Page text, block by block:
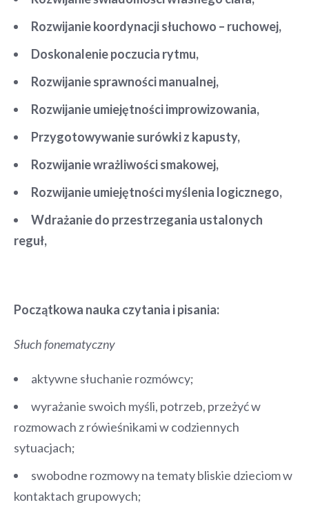
Rozwijanie koordynacji słuchowo – ruchowej,
Doskonalenie poczucia rytmu,
Rozwijanie sprawności manualnej,
Rozwijanie umiejętności improwizowania,
Przygotowywanie surówki z kapusty,
Rozwijanie wrażliwości smakowej,
Rozwijanie umiejętności myślenia logicznego,
Wdrażanie do przestrzegania ustalonych
reguł,
Początkowa nauka czytania i pisania:
Słuch fonematyczny
aktywne słuchanie rozmówcy;
wyrażanie swoich myśli, potrzeb, przeżyć w
rozmowach z rówieśnikami w codziennych
sytuacjach;
swobodne rozmowy na tematy bliskie dzieciom w
kontaktach grupowych;